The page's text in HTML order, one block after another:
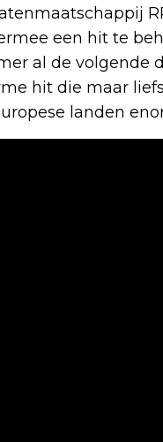
een hit te
al de volgende
hit die maar
landen